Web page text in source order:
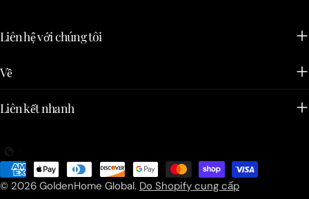
Liên hệ với chúng tôi
Về
Liên kết nhanh
© 2026 GoldenHome Global. Do Shopify cung cấp
Phương
thức